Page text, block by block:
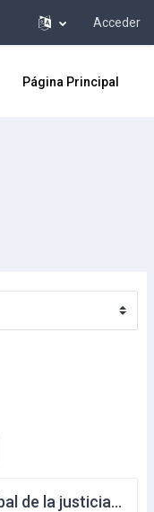
Acceder
Página Principal
cursos
Diploma Superior en Atlas global de la justicia ambiental (2024)